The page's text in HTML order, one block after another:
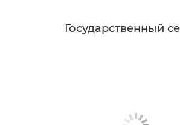
Государственный